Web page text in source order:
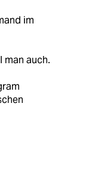
im
man auch.